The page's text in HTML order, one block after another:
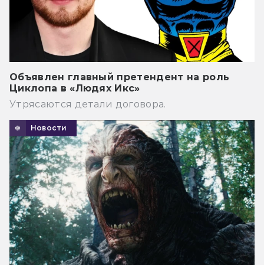
Объявлен главный претендент на роль
Циклопа в «Людях Икс»
Утрясаются детали договора.
Новости